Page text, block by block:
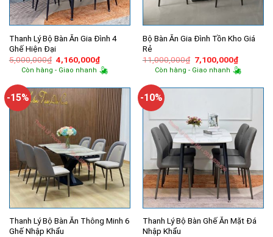
Thanh Lý Bộ Bàn Ăn Gia Đình 4
Ghế Hiện Đại
5,000,000₫ Giá
gốc
là:
4,160,000₫Giá
hiện
tại
4,160,000₫.
Còn hàng - Giao nhanh
Bộ Bàn Ăn Gia Đình Tồn Kho Giá
Rẻ
11,000,000₫ Giá
gốc
là:
7,100,000₫Giá
hiện
tại
Còn hàng - Giao nhanh
-15%
Thanh Lý Bộ Bàn Ăn Thông Minh 6
Ghế Nhập Khẩu
-10%
Thanh Lý Bộ Bàn Ghế Ăn Mặt Đá
Nhập Khẩu